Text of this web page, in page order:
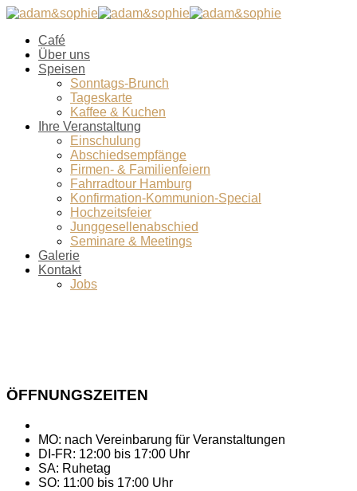
Café
Über uns
Speisen
Sonntags-Brunch
Tageskarte
Kaffee & Kuchen
Ihre Veranstaltung
Einschulung
Abschiedsempfänge
Firmen- & Familienfeiern
Fahrradtour Hamburg
Konfirmation-Kommunion-Special
Hochzeitsfeier
Junggesellenabschied
Seminare & Meetings
Galerie
Kontakt
Jobs
ÖFFNUNGSZEITEN
MO: nach Vereinbarung für Veranstaltungen
DI-FR: 12:00 bis 17:00 Uhr
SA: Ruhetag
SO: 11:00 bis 17:00 Uhr